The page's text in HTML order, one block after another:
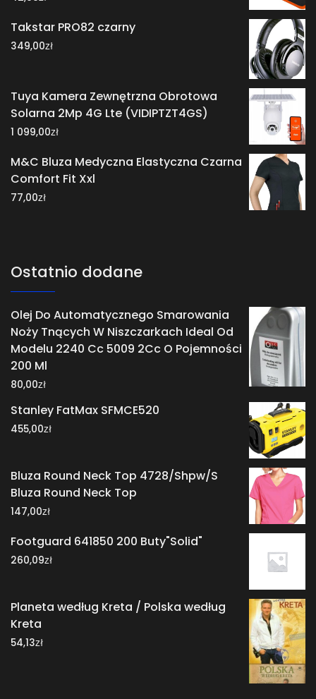
Takstar PRO82 czarny
349,00zł
Tuya Kamera Zewnętrzna Obrotowa
Solarna 2Mp 4G Lte (VIDIPTZT4GS)
1 099,00zł
M&C Bluza Medyczna Elastyczna Czarna
Comfort Fit Xxl
77,00zł
Ostatnio dodane
Olej Do Automatycznego Smarowania
Noży Tnących W Niszczarkach Ideal Od
Modelu 2240 Cc 5009 2Cc O Pojemności
200 Ml
80,00zł
Stanley FatMax SFMCE520
455,00zł
Bluza Round Neck Top 4728/Shpw/S
Bluza Round Neck Top
147,00zł
Footguard 641850 200 Buty"Solid"
260,09zł
Planeta według Kreta / Polska według
Kreta
54,13zł